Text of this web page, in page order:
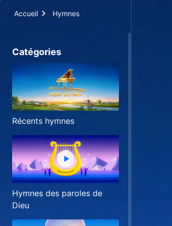
Accueil Hymnes
Catégories
Récents hymnes
Hymnes des paroles de
Dieu